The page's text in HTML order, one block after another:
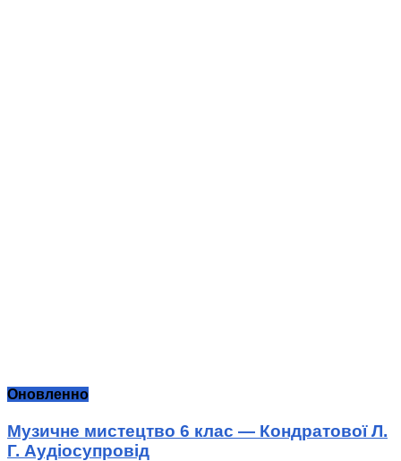
Оновленно
Музичне мистецтво 6 клас — Кондратової Л.
Г. Аудіосупровід